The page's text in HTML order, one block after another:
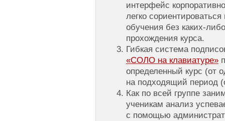
интерфейс
легко
обучения без каких-
прохождения курса.
Гибкая система
«СОЛО на клавиатуре»
определенный курс (от
на подходящий период
Как по всей группе
ученикам анализ
с помощью